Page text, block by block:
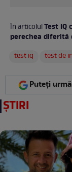
În articolulTest IQ
perechea diferită
test iq
test de
Puteți
ȘTIRI